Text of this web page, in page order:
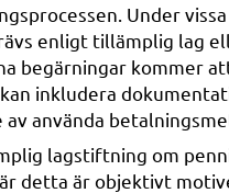
Under
enligt tillämplig lag
begärningar kommer
inkludera
använda
lagstiftning om
detta är objektivt